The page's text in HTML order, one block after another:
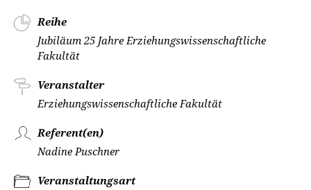
Reihe
Jubiläum 25 Jahre Erziehungswissenschaftliche
Fakultät
Veranstalter
Erziehungswissenschaftliche Fakultät
Referent(en)
Nadine Puschner
Veranstaltungsart